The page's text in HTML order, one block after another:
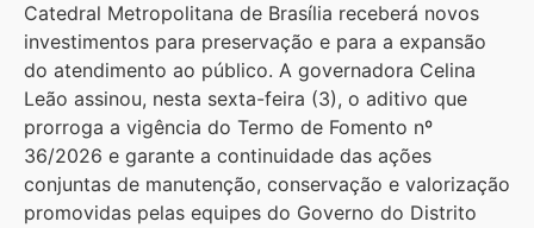
Catedral Metropolitana de Brasília receberá novos
investimentos para preservação e para a expansão
do atendimento ao público. A governadora Celina
Leão assinou, nesta sexta-feira (3), o aditivo que
prorroga a vigência do Termo de Fomento nº
36/2026 e garante a continuidade das ações
conjuntas de manutenção, conservação e valorização
promovidas pelas equipes do Governo do Distrito